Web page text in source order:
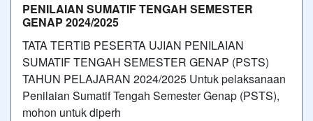
PENILAIAN SUMATIF TENGAH SEMESTER
GENAP 2024/2025
TATA TERTIB PESERTA UJIAN PENILAIAN
SUMATIF TENGAH SEMESTER GENAP (PSTS)
TAHUN PELAJARAN 2024/2025 Untuk pelaksanaan
Penilaian Sumatif Tengah Semester Genap (PSTS),
mohon untuk diperh